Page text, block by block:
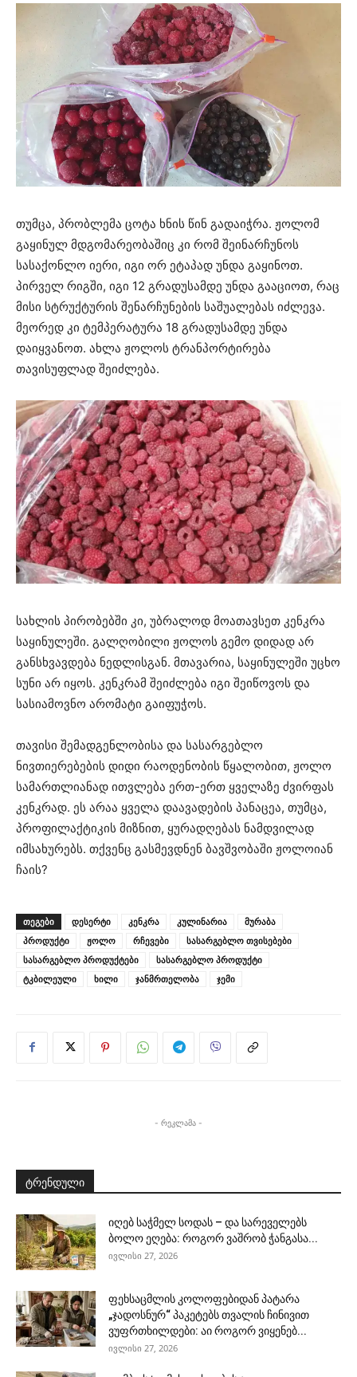
თუმცა, პრობლემა ცოტა ხნის წინ გადაიჭრა. ჟოლომ
გაყინულ მდგომარეობაშიც კი რომ შეინარჩუნოს
სასაქონლო იერი, იგი ორ ეტაპად უნდა გაყინოთ.
პირველ რიგში, იგი 12 გრადუსამდე უნდა გააციოთ, რაც
მისი სტრუქტურის შენარჩუნების საშუალებას იძლევა.
მეორედ კი ტემპერატურა 18 გრადუსამდე უნდა
დაიყვანოთ. ახლა ჟოლოს ტრანპორტირება
თავისუფლად შეიძლება.
სახლის პირობებში კი, უბრალოდ მოათავსეთ კენკრა
საყინულეში. გალღობილი ჟოლოს გემო დიდად არ
განსხვავდება ნედლისგან. მთავარია, საყინულეში უცხო
სუნი არ იყოს. კენკრამ შეიძლება იგი შეიწოვოს და
სასიამოვნო არომატი გაიფუჭოს.
თავისი შემადგენლობისა და სასარგებლო
ნივთიერებების დიდი რაოდენობის წყალობით, ჟოლო
სამართლიანად ითვლება ერთ-ერთ ყველაზე ძვირფას
კენკრად. ეს არაა ყველა დაავადების პანაცეა, თუმცა,
პროფილაქტიკის მიზნით, ყურადღებას ნამდვილად
იმსახურებს. თქვენც გასმევდნენ ბავშვობაში ჟოლოიან
ჩაის?
ᲗᲔᲒᲔᲑᲘ დესერტი კენკრა კულინარია
მურაბა
პროდუქტი
ჟოლო რჩევები
სასარგებლო თვისებები
სასარგებლო პროდუქტები
სასარგებლო პროდუქტი
ტკბილეული
ხილი ჯანმრთელობა ჯემი
- რეკლამა -
ტრენდული
იღებ საჭმელ სოდას – და სარეველებს
ბოლო ეღება: როგორ ვაშრობ ჭანგასა...
ივლისი 27, 2026
ფეხსაცმლის კოლოფებიდან პატარა
„ჯადოსნურ“ პაკეტებს თვალის ჩინივით
ვუფრთხილდები: აი როგორ ვიყენებ...
ივლისი 27, 2026